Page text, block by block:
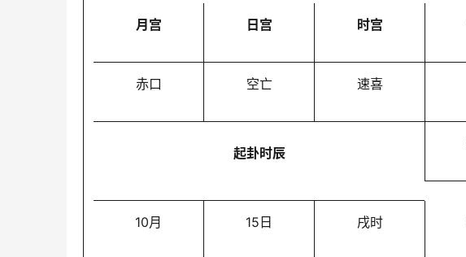
月宫 日宫 时宫
赤口 空亡 速喜
起卦时辰
10月 15日 戌时